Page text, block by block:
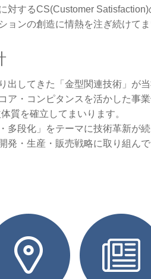
対するCS(Customer
ョンの創造に情熱を注ぎ続けてま
出してきた「金型関連技術」が
ア・コンピタンスを活かした事
質を確立してまいります。
多段化」をテーマに技術革新が
発・生産・販売戦略に取り組んで